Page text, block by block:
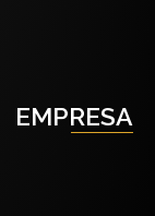
EMPRESA